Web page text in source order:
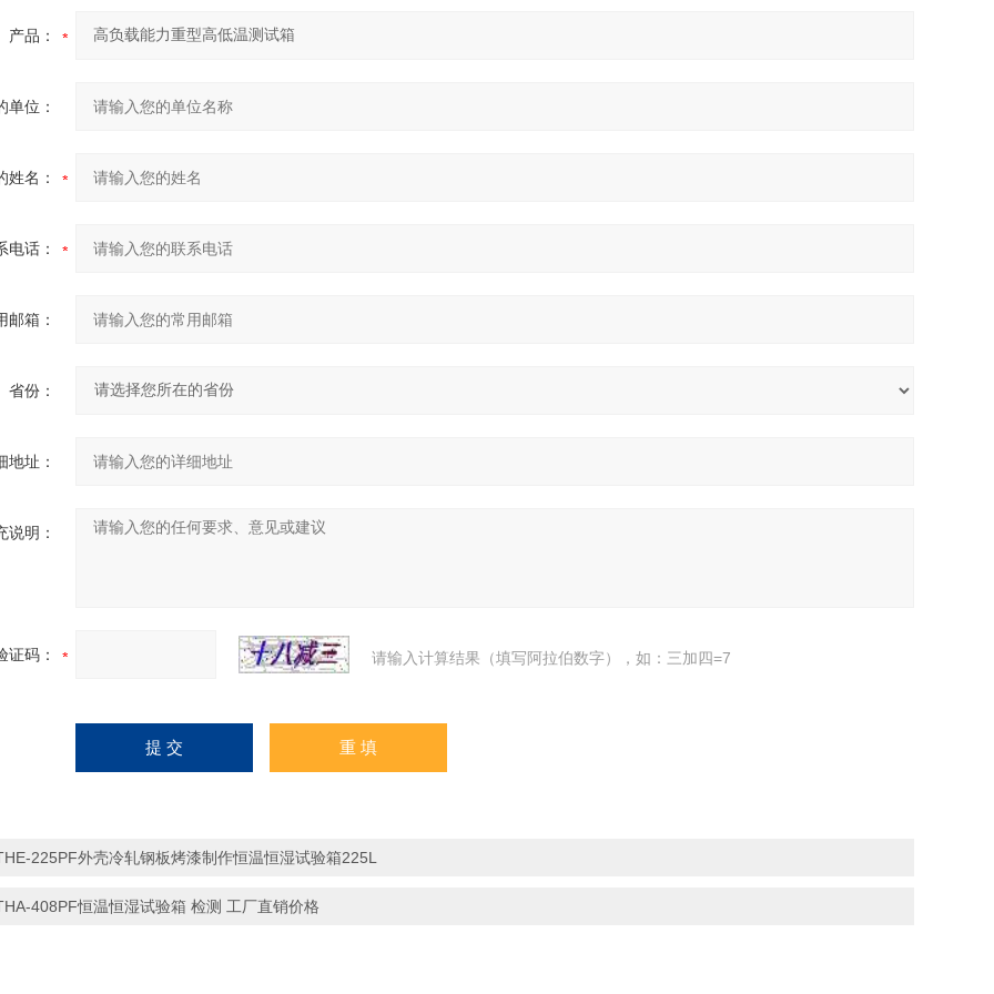
产品：
单位：
姓名：
电话：
邮箱：
省份：
地址：
说明：
证码： 请输入计算结果（填写阿拉伯数字），如：三加四=7
225PF外壳冷轧钢板烤漆制作恒温恒湿试验箱225L
408PF恒温恒湿试验箱 检测 工厂直销价格